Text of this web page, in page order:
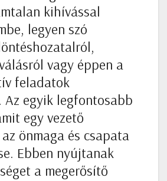
kihívással
legyen szó
vagy éppen a
feladatok
Az egyik legfontosabb
egy vezető
önmaga és csapata
Ebben nyújtanak
a megerősítő